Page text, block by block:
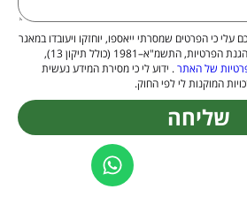
עלי כי הפרטים שמסרתי ייאספו, יוחזקו ויעובדו במאגר
מידע בהתאם להוראות חוק הגנת הפרטיות, התשמ"א–1981 (כולל תיקון 13),
של האתר. ידוע לי כי מסירת המידע נעשית
המוקנות לי לפי החוק.
שליחה